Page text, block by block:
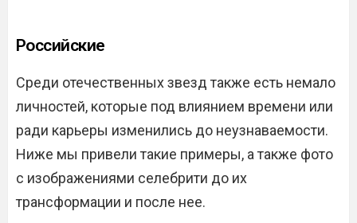
Российские
Среди отечественных звезд также есть немало
личностей, которые под влиянием времени или
ради карьеры изменились до неузнаваемости.
Ниже мы привели такие примеры, а также фото
с изображениями селебрити до их
трансформации и после нее.